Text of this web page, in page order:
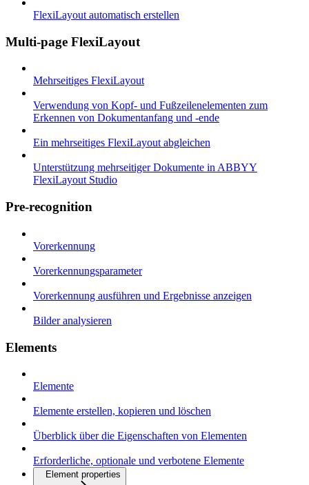
FlexiLayout automatisch erstellen
Multi-page FlexiLayout
Mehrseitiges FlexiLayout
Verwendung von Kopf- und Fußzeilenelementen zum
Erkennen von Dokumentanfang und -ende
Ein mehrseitiges FlexiLayout abgleichen
Unterstützung mehrseitiger Dokumente in ABBYY
FlexiLayout Studio
Pre-recognition
Vorerkennung
Vorerkennungsparameter
Vorerkennung ausführen und Ergebnisse anzeigen
Bilder analysieren
Elements
Elemente
Elemente erstellen, kopieren und löschen
Überblick über die Eigenschaften von Elementen
Erforderliche, optionale und verbotene Elemente
Element properties